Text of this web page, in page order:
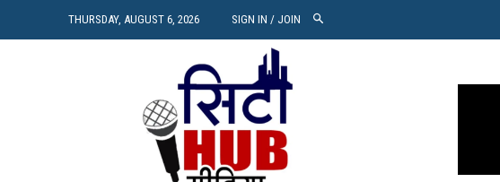
THURSDAY, AUGUST 6, 2026 SIGN IN / JOIN